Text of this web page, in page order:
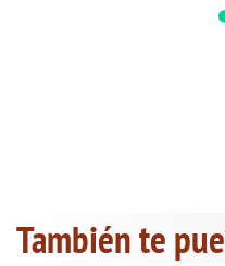
También te